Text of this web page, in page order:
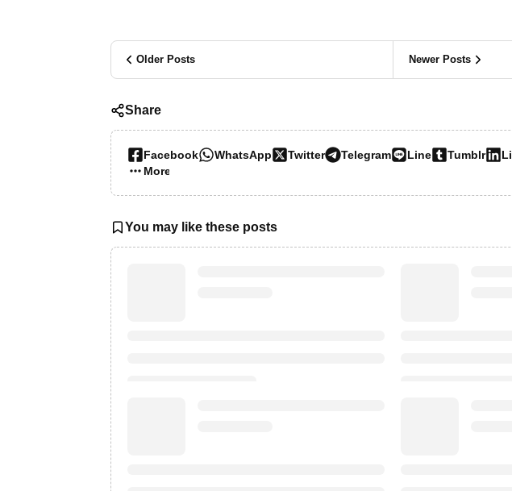
Older Posts Newer Posts
Share
Facebook WhatsApp Twitter Telegram Line Tumblr
More…
You may like these posts